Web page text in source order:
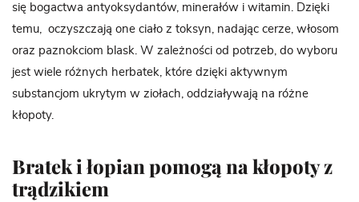
się bogactwa antyoksydantów, minerałów i witamin. Dzięki
temu, oczyszczają one ciało z toksyn, nadając cerze, włosom
oraz paznokciom blask. W zależności od potrzeb, do wyboru
jest wiele różnych herbatek, które dzięki aktywnym
substancjom ukrytym w ziołach, oddziaływają na różne
kłopoty.
Bratek i łopian pomogą na kłopoty z
trądzikiem